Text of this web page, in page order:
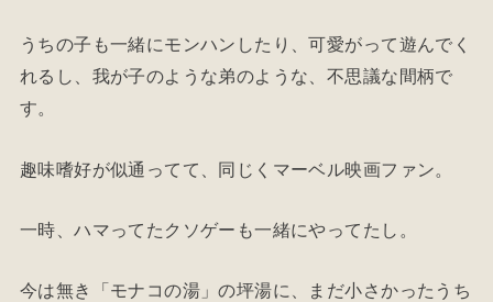
うちの子も一緒にモンハンしたり、可愛がって遊んでく
れるし、我が子のような弟のような、不思議な間柄で
す。
趣味嗜好が似通ってて、同じくマーベル映画ファン。
一時、ハマってたクソゲーも一緒にやってたし。
今は無き「モナコの湯」の坪湯に、まだ小さかったうち